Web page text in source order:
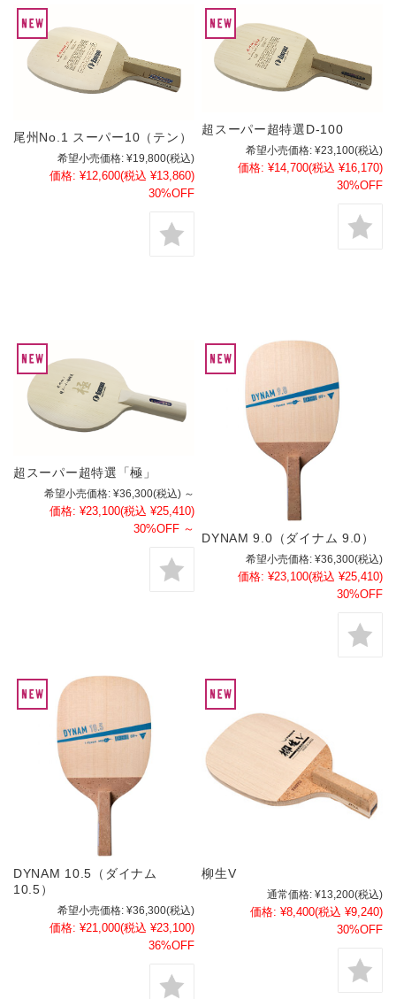
尾州No.1 スーパー10（テン）
希望小売価格: ¥19,800(税込)
価格: ¥12,600(税込 ¥13,860)
30%OFF
超スーパー超特選D-100
希望小売価格: ¥23,100(税込)
価格: ¥14,700(税込 ¥16,170)
30%OFF
超スーパー超特選「極」
希望小売価格: ¥36,300(税込) ～
価格: ¥23,100(税込 ¥25,410)
30%OFF ～
DYNAM 9.0（ダイナム 9.0）
希望小売価格: ¥36,300(税込)
価格: ¥23,100(税込 ¥25,410)
30%OFF
DYNAM 10.5（ダイナム
10.5）
希望小売価格: ¥36,300(税込)
価格: ¥21,000(税込 ¥23,100)
36%OFF
柳生V
通常価格: ¥13,200(税込)
価格: ¥8,400(税込 ¥9,240)
30%OFF